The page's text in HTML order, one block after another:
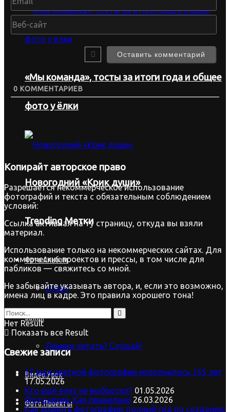
«Мы команда», тосты за итоги года и общее
фото у ёлки
Новогодний «Крик души»
Trending Метки
Фото.Альбом
Спорт
Байки
Лениво читать? Слушай!
Видео.Урок
Фото.Проекты
0 КОММЕНТАРИЕВ
Копирайт авторское право
Разрешается некоммерческое использование
фотографий и текста с обязательным соблюдением
условий:
Ссылка активная на ту страницу, откуда вы взяли
материал.
Использование только на некоммерческих сайтах. Для
коммерческих проектов и прессы, в том числе для
пабликов — свяжитесь со мной.
Не забывайте указывать автора, и, если это возможно,
имена лиц в кадре. Это правила хорошего тона!
Нет Result
Показать все Result
Свежие записи
17 мая цветной фотографии исполнилось 165 лет
17.05.2026
Кто ещё ёлку не выбросил? 01.05.2026
Фотоархив. Как правильно 26.03.2026
Как хранить фотографии: полный гид по созданию